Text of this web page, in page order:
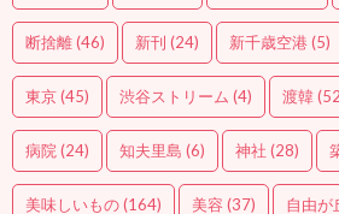
断捨離(46) 新刊 (24) 新千歳空港(5)
東京(45) 渋谷ストリーム (4) 渡韓
病院(24) 知夫里島 (6) 神社 (28)
美味しいもの(164) 美容 (37) 自由が